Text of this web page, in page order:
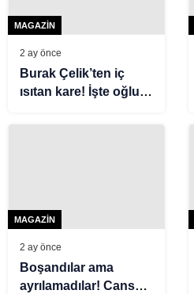
MAGAZIN
2 ay önce
Burak Çelik’ten iç
ısıtan kare! İşte oğlu
MAGAZIN
2 ay önce
Boşandılar ama
ayrılamadılar! Cansu